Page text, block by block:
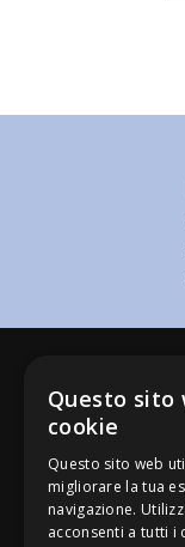
Questo sito
cookie
Questo sito web
migliorare la tua
navigazione.
acconsenti a tutti i